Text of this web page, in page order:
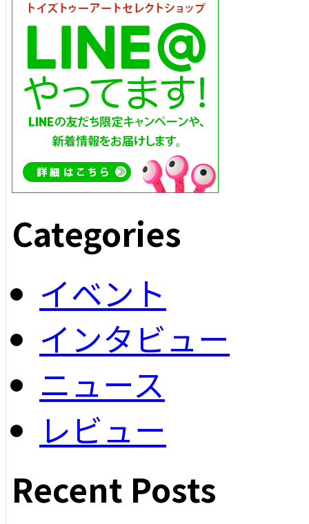
Categories
イベント
インタビュー
ニュース
レビュー
Recent Posts